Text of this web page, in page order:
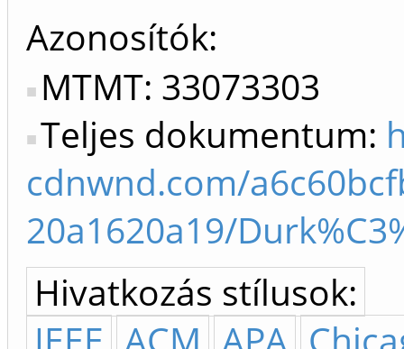
Azonosítók
MTMT: 33073303
Teljes dokumentum:
cdnwnd.com/
20a1620a19/
Hivatkozás stílusok: